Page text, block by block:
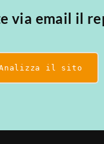
via email il
il sito